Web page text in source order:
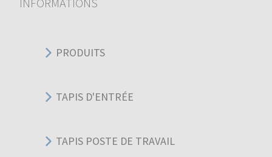
PRODUITS
TAPIS D'ENTRÉE
TAPIS POSTE DE TRAVAIL